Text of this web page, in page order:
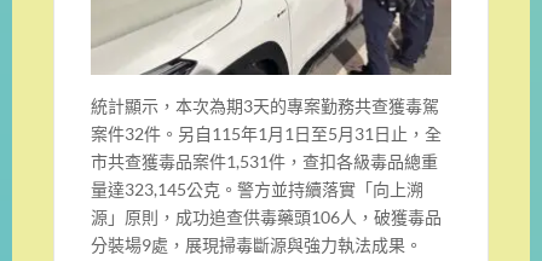
統計顯示，本次為期3天的專案勤務共查獲毒駕
案件32件。另自115年1月1日至5月31日止，全
市共查獲毒品案件1,531件，查扣各級毒品總重
量達323,145公克。警方並持續落實「向上溯
源」原則，成功追查供毒藥頭106人，破獲毒品
分裝場9處，展現掃毒斷源與強力執法成果。